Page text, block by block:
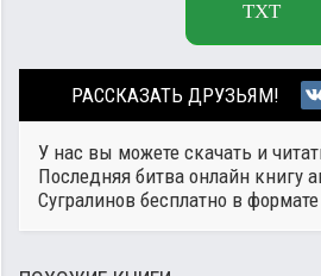
TXT
РАССКАЗАТЬ ДРУЗЬЯМ!
У нас вы можете скачать и
Последняя битва онлайн книгу
Сугралинов бесплатно в формате